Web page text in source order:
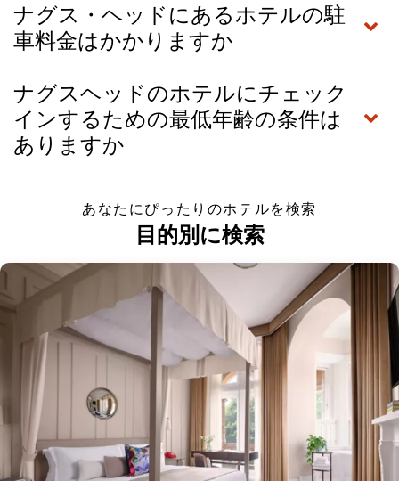
ナグス・ヘッドにあるホテルの駐
車料金はかかりますか
ナグスヘッドのホテルにチェック
インするための最低年齢の条件は
ありますか
あなたにぴったりのホテルを検索
目的別に検索